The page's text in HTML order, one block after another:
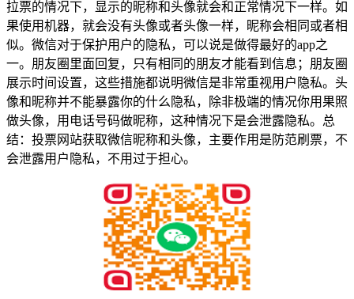
拉票的情况下，显示的昵称和头像就会和正常情况下一样。如
果使用机器，就会没有头像或者头像一样，昵称会相同或者相
似。微信对于保护用户的隐私，可以说是做得最好的app之
一。朋友圈里面回复，只有相同的朋友才能看到信息；朋友圈
展示时间设置，这些措施都说明微信是非常重视用户隐私。头
像和昵称并不能暴露你的什么隐私，除非极端的情况你用果照
做头像，用电话号码做昵称，这种情况下是会泄露隐私。总
结：投票网站获取微信昵称和头像，主要作用是防范刷票，不
会泄露用户隐私，不用过于担心。